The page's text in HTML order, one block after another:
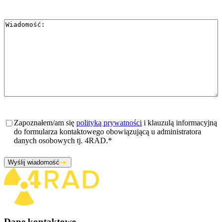
Wiadomość*
Zgoda*
Zapoznałem/am się polityką prywatności i klauzulą informacyjną
do formularza kontaktowego obowiązującą u administratora
danych osobowych tj. 4RAD.*
Wyślij wiadomość